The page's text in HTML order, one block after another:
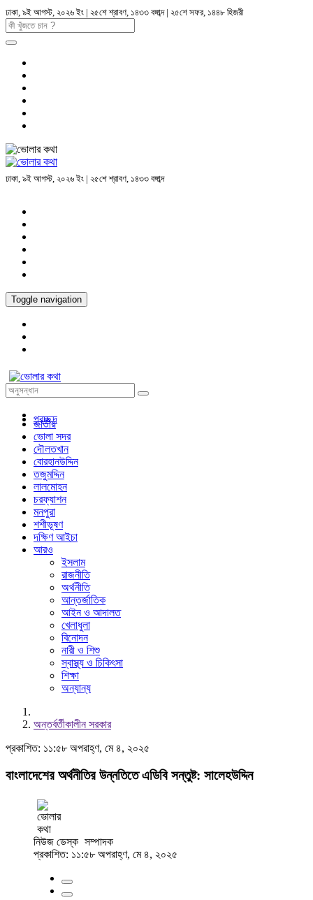
ঢাকা, ৯ই আগস্ট, ২০২৬ ইং | ২৫শে শ্রাবণ, ১৪৩৩ বঙ্গাব্দ | ২৫শে সফর, ১৪৪৮ হিজরী
ঢাকা, ৯ই আগস্ট, ২০২৬ ইং | ২৫শে শ্রাবণ, ১৪৩৩ বঙ্গাব্দ
Toggle navigation
প্রচ্ছদ
জাতীয়
ভোলা সদর
দৌলতখান
বোরহানউদ্দিন
তজুমদ্দিন
লালমোহন
চরফ্যাশন
মনপুরা
শশীভূষণ
দক্ষিণ আইচা
আরও
ইসলাম
রাজনীতি
অর্থনীতি
আন্তর্জাতিক
আইন ও আদালত
খেলাধুলা
বিনোদন
নারী ও শিশু
স্বাস্থ্য ও চিকিৎসা
শিক্ষা
অন্যান্য
অন্তর্বর্তীকালীন সরকার
প্রকাশিত: ১১:৫৮ অপরাহ্ণ, মে ৪, ২০২৫
বাংলাদেশের অর্থনীতির উন্নতিতে এডিবি সন্তুষ্ট: সালেহউদ্দিন
নিউজ ডেস্ক সম্পাদক
প্রকাশিত: ১১:৫৮ অপরাহ্ণ, মে ৪, ২০২৫